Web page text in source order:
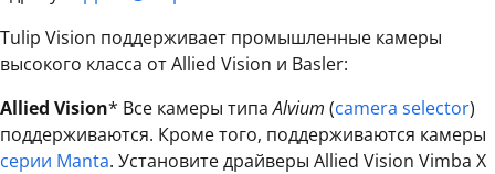
Tulip Vision поддерживает промышленные камеры
высокого класса от Allied Vision и Basler:
Allied Vision* Все камеры типаAlvium (camera selector)
поддерживаются. Кроме того, поддерживаются камеры
серии Manta. Установите драйверы Allied Vision Vimba X